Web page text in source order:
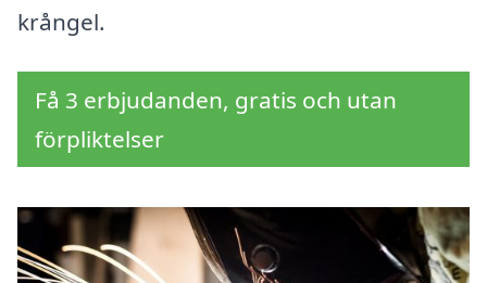
krångel.
Få 3 erbjudanden, gratis och utan
förpliktelser